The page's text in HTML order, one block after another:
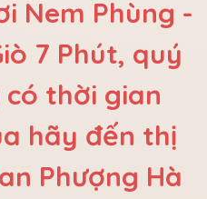
Nem Phùng -
7 Phút, quý
thời gian
hãy đến thị
Phượng Hà